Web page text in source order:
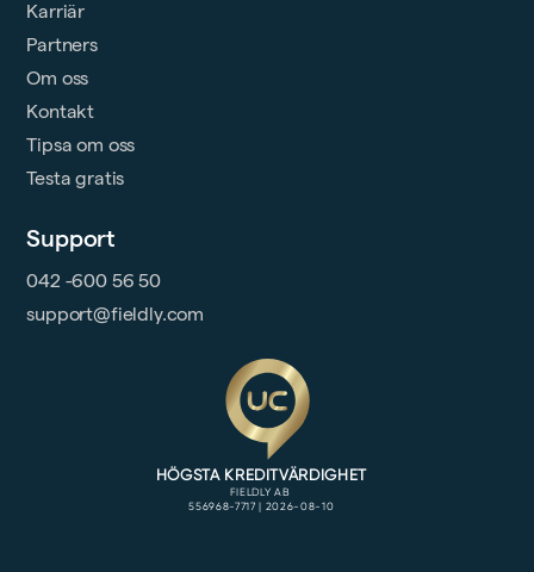
Support
042 -600 56 50
support@fieldly.com
Karriär
Partners
Om oss
Kontakt
Tipsa om oss
Testa gratis